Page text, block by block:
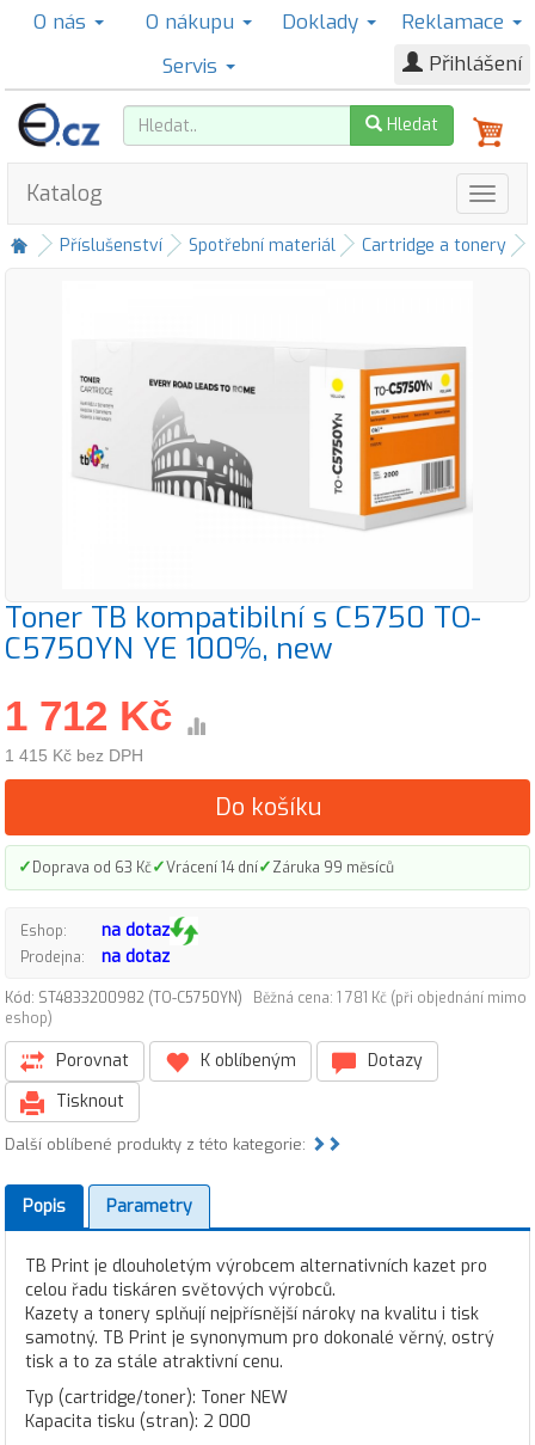
O nás O nákupu Doklady
Reklamace
Servis
Přihlášení
Hledat
Katalog
Příslušenství Spotřební materiál Cartridge a tonery
Toner TB kompatibilní s C5750 TO-
C5750YN YE 100%, new
1 712 Kč
1 415 Kč bez DPH
Do košíku
✓Doprava od 63 Kč✓Vrácení 14 dní✓Záruka 99 měsíců
Eshop: na dotaz
Prodejna: na dotaz
Kód: ST4833200982 (TO-C5750YN)
Běžná cena: 1 781 Kč (při objednání mimo
eshop)
Porovnat K oblíbeným
Dotazy
Tisknout
Další oblíbené produkty z této kategorie:
Popis Parametry
TB Print je dlouholetým výrobcem alternativních kazet pro
celou řadu tiskáren světových výrobců.
Kazety a tonery splňují nejpřísnější nároky na kvalitu i tisk
samotný. TB Print je synonymum pro dokonalé věrný, ostrý
tisk a to za stále atraktivní cenu.
Typ (cartridge/toner): Toner NEW
Kapacita tisku (stran): 2 000